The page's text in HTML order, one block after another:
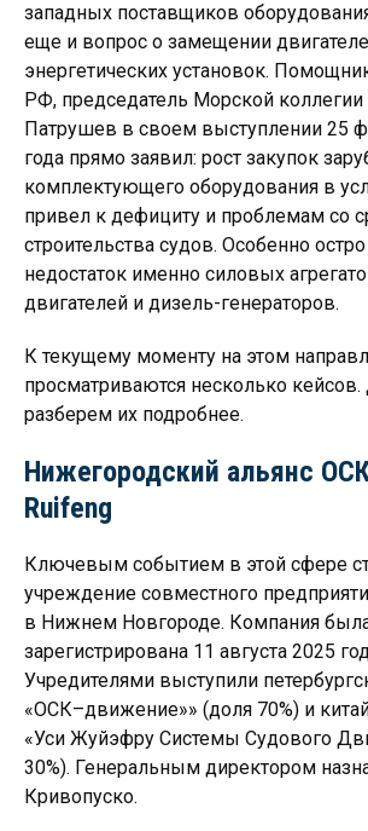
западных поставщиков
еще и вопрос о замещении
энергетических установок.
РФ, председатель Морской
Патрушев в своем выступлении 25
года прямо заявил: рост закупок
комплектующего оборудования в
привел к дефициту и проблемам со
строительства судов. Особенно
недостаток именно силовых
двигателей и дизель-генераторов.
К текущему моменту на этом
просматриваются несколько кейсов.
разберем их подробнее.
Нижегородский альянс
Ruifeng
Ключевым событием в этой сфере
учреждение совместного
в Нижнем Новгороде. Компания
зарегистрирована 11 августа 2025
Учредителями выступили
«ОСК–движение»» (доля 70%) и
«Уси Жуйэфру Системы Судового
30%). Генеральным директором
Кривопуско.